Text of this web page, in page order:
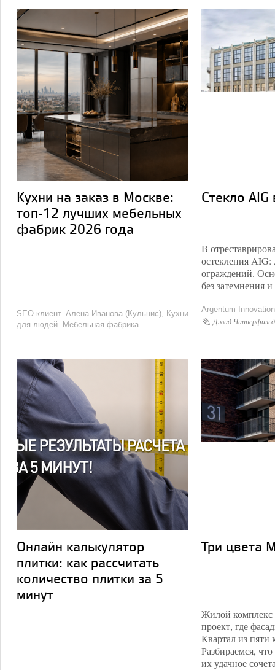
Кухни на заказ в Москве:
топ-12 лучших мебельных
фабрик 2026 года
SEO-клиент. Алена Иванова (Кульнис), Кухни
для людей. Мебельная фабрика
Стекло
В
остекления AIG:
ограждений.
без затемнения
Argentum
Дэвид Чипперфильд
Онлайн калькулятор
плитки: как рассчитать
количество плитки за 5
минут
Три цвета
Жилой комплекс
проект, где
Квартал из пяти
Разбираемся,
их удачное